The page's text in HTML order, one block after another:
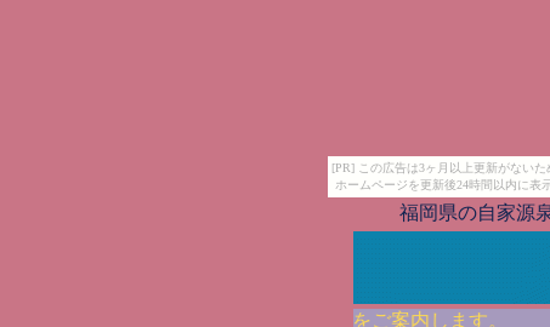
[PR] この広告は3ヶ月以上更新がないた
ホームページを更新後24時間以内に表
福岡県の自家源
める施設中心の福岡県で人気の宿をご案内します。